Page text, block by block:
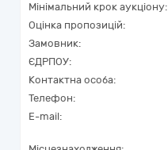
Мінімальний крок аукціону:
Оцінка пропозицій:
Замовник:
ЄДРПОУ:
Контактна особа:
Телефон:
E-mail: